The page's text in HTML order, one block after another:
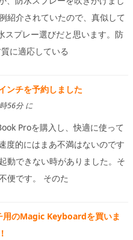
紹介されていたので、真似して
スプレー選びだと思います。防
に適応している
ンチを予約しました
56分 に
Proを購入し、快適に使って
度的にはまあ不満はないのです
動できない時がありました。そ
便です。 そのた
のMagic Keyboardを買いま